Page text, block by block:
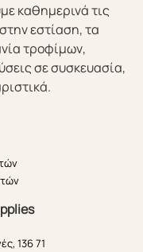
καθημερινά τις
εστίαση, τα
τροφίμων,
σε συσκευασία,
136 71